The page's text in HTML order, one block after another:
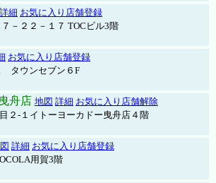
詳細 お気に入り店舗登録
－２２－１７ TOCビル3階
お気に入り店舗登録
タウンセブン６F
舟店 地図 詳細 お気に入り店舗解除
２-１イトーヨーカドー曳舟店４階
詳細 お気に入り店舗登録
用賀3階